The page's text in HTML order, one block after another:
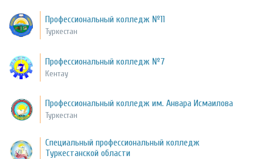
Профессиональный колледж №11
Туркестан
Профессиональный колледж №7
Кентау
Профессиональный колледж им. Анвара Исмаилова
Туркестан
Специальный профессиональный колледж
Туркестанской области